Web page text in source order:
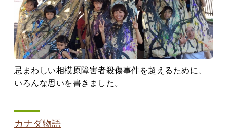
忌まわしい相模原障害者殺傷事件を超えるために、
いろんな思いを書きました。
カナダ物語